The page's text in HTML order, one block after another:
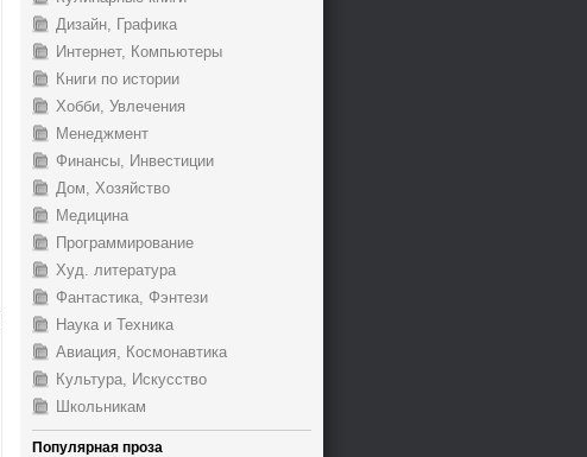
Дизайн, Графика
Интернет, Компьютеры
Книги по истории
Хобби, Увлечения
Менеджмент
Финансы, Инвестиции
Дом, Хозяйство
Медицина
Программирование
Худ. литература
Фантастика, Фэнтези
Наука и Техника
Авиация, Космонавтика
Культура, Искусство
Школьникам
Популярная проза